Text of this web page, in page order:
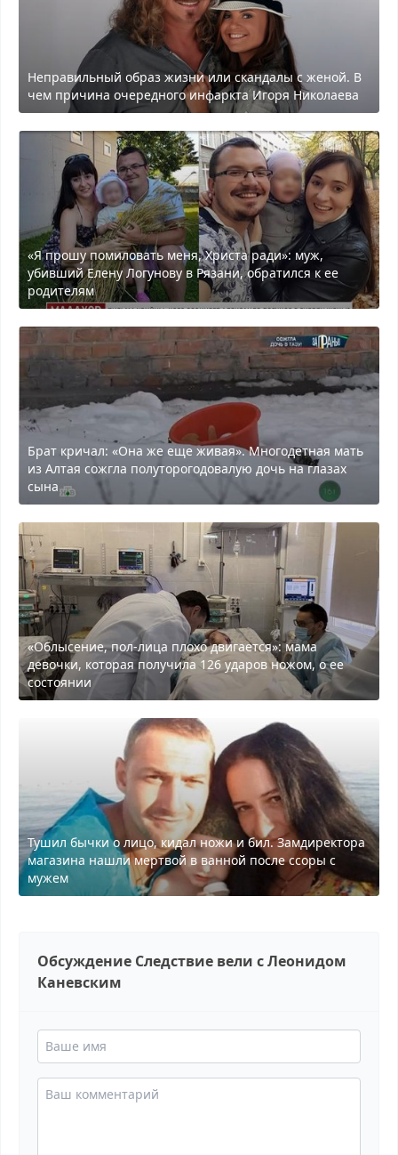
Неправильный образ жизни или скандалы с женой. В
чем причина очередного инфаркта Игоря Николаева
«Я прошу помиловать меня, Христа ради»: муж,
убивший Елену Логунову в Рязани, обратился к ее
родителям
Брат кричал: «Она же еще живая». Многодетная мать
из Алтая сожгла полуторогодовалую дочь на глазах
сына
«Облысение, пол-лица плохо двигается»: мама
девочки, которая получила 126 ударов ножом, о ее
состоянии
Тушил бычки о лицо, кидал ножи и бил. Замдиректора
магазина нашли мертвой в ванной после ссоры с
мужем
Обсуждение Следствие вели с Леонидом
Каневским